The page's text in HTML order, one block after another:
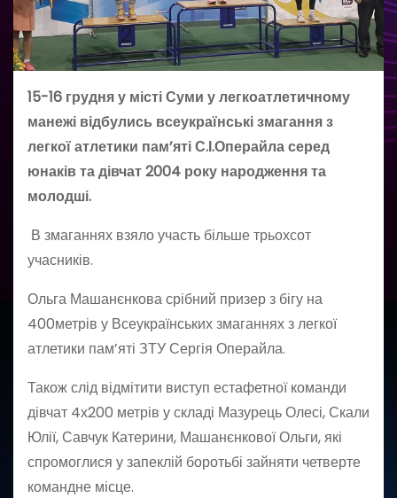
15-16 грудня у місті Суми у легкоатлетичному
манежі відбулись всеукраїнські змагання з
легкої атлетики пам’яті С.І.Операйла серед
юнаків та дівчат 2004 року народження та
молодші.
В змаганнях взяло участь більше трьохсот
учасників.
Ольга Машанєнкова срібний призер з бігу на
400метрів у Всеукраїнських змаганнях з легкої
атлетики пам’яті ЗТУ Сергія Операйла.
Також слід відмітити виступ естафетної команди
дівчат 4х200 метрів у складі Мазурець Олесі, Скали
Юлії, Савчук Катерини, Машанєнкової Ольги, які
спромоглися у запеклій боротьбі зайняти четверте
командне місце.